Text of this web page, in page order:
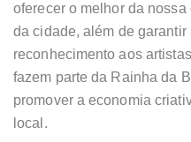
oferecer o melhor da
da cidade, além de
reconhecimento aos
fazem parte da Rainha da
promover a economia
local.